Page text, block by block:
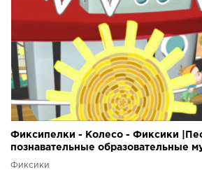
Фиксипелки - Колесо - Фиксики
познавательные образовательные
Фиксики